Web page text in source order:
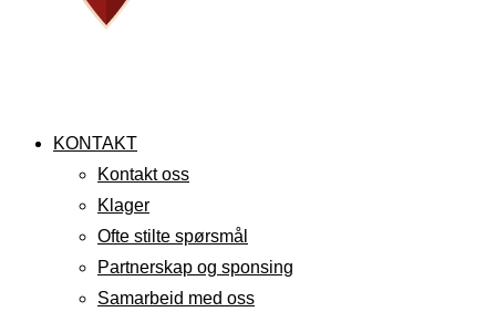
KONTAKT
Kontakt oss
Klager
Ofte stilte spørsmål
Partnerskap og sponsing
Samarbeid med oss